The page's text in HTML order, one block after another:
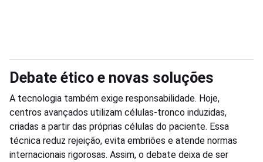
Debate ético e novas soluções
A tecnologia também exige responsabilidade. Hoje,
centros avançados utilizam células-tronco induzidas,
criadas a partir das próprias células do paciente. Essa
técnica reduz rejeição, evita embriões e atende normas
internacionais rigorosas. Assim, o debate deixa de ser